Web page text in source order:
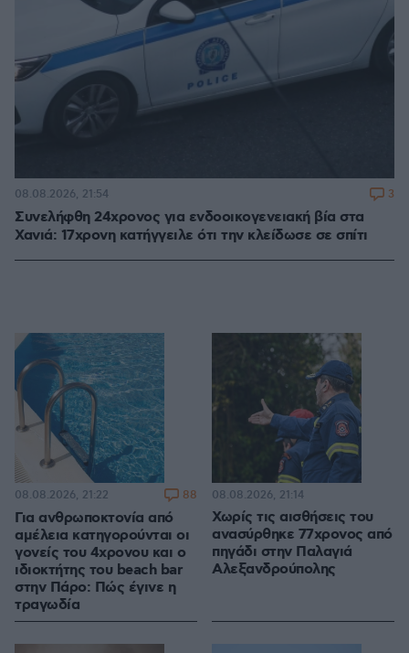
Συνελήφθη 24χρονος για ενδοοικογενειακή βία στα
Χανιά: 17χρονη κατήγγειλε ότι την κλείδωσε σε σπίτι
08.08.2026, 21:54 3
Για ανθρωποκτονία από
αμέλεια κατηγορούνται οι
γονείς του 4χρονου και ο
ιδιοκτήτης του beach bar
στην Πάρο: Πώς έγινε η
τραγωδία
08.08.2026, 21:22 88
Χωρίς τις αισθήσεις του
ανασύρθηκε 77χρονος από
πηγάδι στην Παλαγιά
Αλεξανδρούπολης
08.08.2026, 21:14